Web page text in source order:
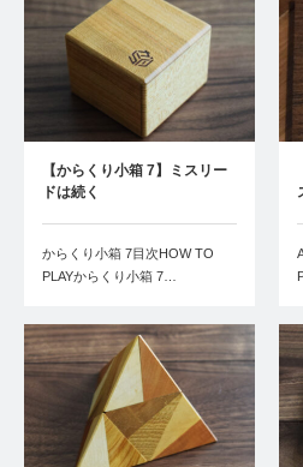
【からくり小箱 7】ミスリー
ドは続く
からくり小箱 7目次HOW TO
PLAYからくり小箱 7…